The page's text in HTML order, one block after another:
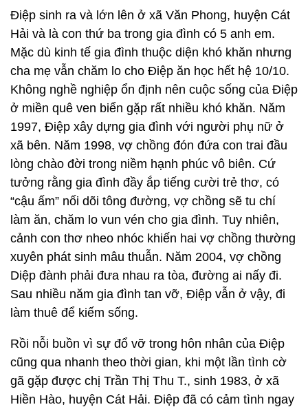
Điệp sinh ra và lớn lên ở xã Văn Phong, huyện Cát
Hải và là con thứ ba trong gia đình có 5 anh em.
Mặc dù kinh tế gia đình thuộc diện khó khăn nhưng
cha mẹ vẫn chăm lo cho Điệp ăn học hết hệ 10/10.
Không nghề nghiệp ổn định nên cuộc sống của Điệp
ở miền quê ven biển gặp rất nhiều khó khăn. Năm
1997, Điệp xây dựng gia đình với người phụ nữ ở
xã bên. Năm 1998, vợ chồng đón đứa con trai đầu
lòng chào đời trong niềm hạnh phúc vô biên. Cứ
tưởng rằng gia đình đầy ắp tiếng cười trẻ thơ, có
“cậu ấm” nối dõi tông đường, vợ chồng sẽ tu chí
làm ăn, chăm lo vun vén cho gia đình. Tuy nhiên,
cảnh con thơ nheo nhóc khiến hai vợ chồng thường
xuyên phát sinh mâu thuẫn. Năm 2004, vợ chồng
Diệp đành phải đưa nhau ra tòa, đường ai nấy đi.
Sau nhiều năm gia đình tan vỡ, Điệp vẫn ở vậy, đi
làm thuê để kiếm sống.
Rồi nỗi buồn vì sự đổ vỡ trong hôn nhân của Điệp
cũng qua nhanh theo thời gian, khi một lần tình cờ
gã gặp được chị Trần Thị Thu T., sinh 1983, ở xã
Hiền Hào, huyện Cát Hải. Điệp đã có cảm tình ngay